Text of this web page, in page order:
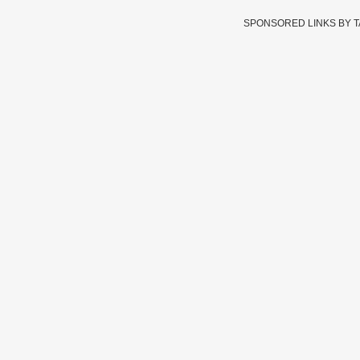
SPONSORED LINKS BY